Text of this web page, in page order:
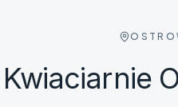
Kwiaciarnie